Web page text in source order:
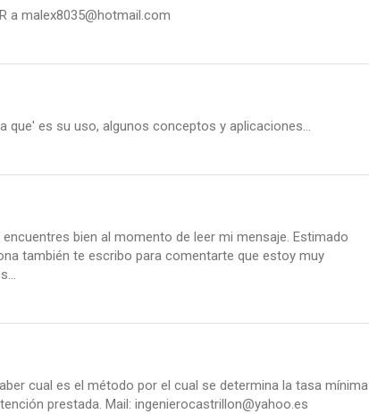
a malex8035@hotmail.com
que' es su uso, algunos conceptos y aplicaciones...
bien al momento de leer mi mensaje. Estimado
también te escribo para comentarte que estoy muy
cual es el método por el cual se determina la tasa mínima
prestada. Mail: ingenierocastrillon@yahoo.es